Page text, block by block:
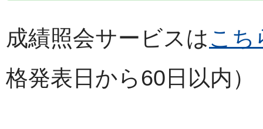
成績照会サービスはこち
格発表日から60日以内）